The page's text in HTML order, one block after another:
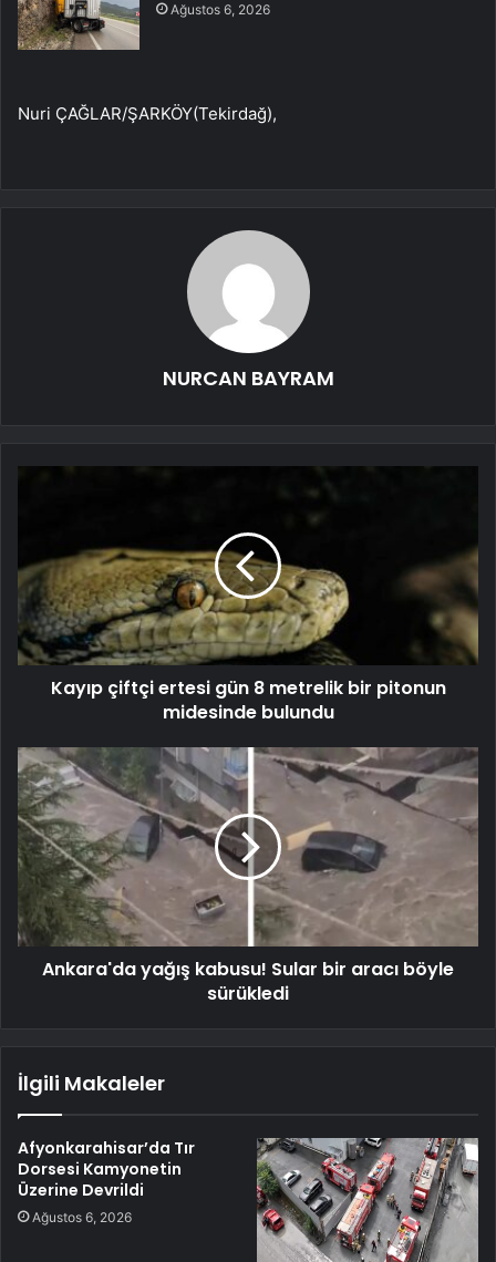
Ağustos 6, 2026
Nuri ÇAĞLAR/ŞARKÖY(Tekirdağ),
NURCAN BAYRAM
Kayıp çiftçi ertesi gün 8 metrelik bir pitonun
midesinde bulundu
Ankara'da yağış kabusu! Sular bir aracı böyle
sürükledi
İlgili Makaleler
Afyonkarahisar’da Tır
Dorsesi Kamyonetin
Üzerine Devrildi
Ağustos 6, 2026